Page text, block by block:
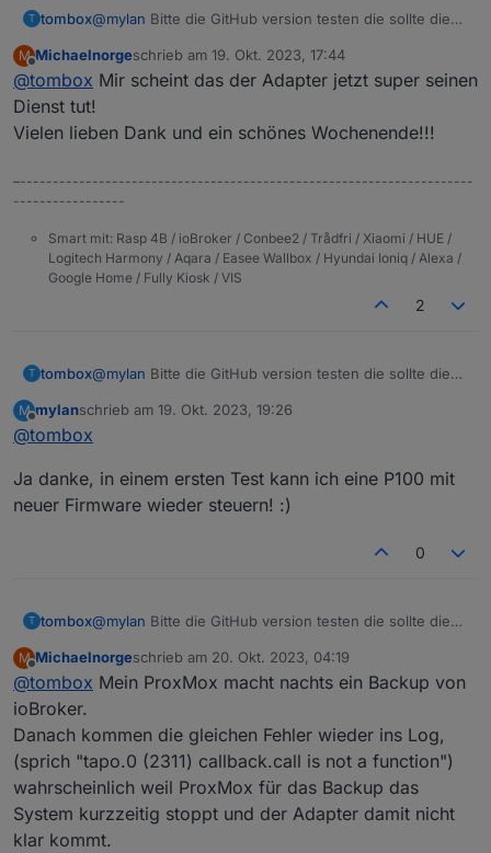
T tombox@mylan Bitte die GitHub version testen die sollte die
M
Offline
Michaelnorgeschrieb am 19. Okt. 2023, 17:44
zuletzt editiert von
@tombox Mir scheint das der Adapter jetzt super seinen
Dienst tut!
Vielen lieben Dank und ein schönes Wochenende!!!
–---------------------------------------------------------------------
-----------------
Smart mit: Rasp 4B / ioBroker / Conbee2 / Trådfri / Xiaomi / HUE /
Logitech Harmony / Aqara / Easee Wallbox / Hyundai Ioniq / Alexa /
Google Home / Fully Kiosk / VIS
2
T tombox@mylan Bitte die GitHub version testen die sollte die
M
Offline
mylanschrieb am 19. Okt. 2023, 19:26
zuletzt editiert von
@tombox
Ja danke, in einem ersten Test kann ich eine P100 mit
neuer Firmware wieder steuern! :)
0
T tombox@mylan Bitte die GitHub version testen die sollte die
M
Offline
Michaelnorgeschrieb am 20. Okt. 2023, 04:19
zuletzt editiert von
@tombox Mein ProxMox macht nachts ein Backup von
ioBroker.
Danach kommen die gleichen Fehler wieder ins Log,
(sprich "tapo.0 (2311) callback.call is not a function")
wahrscheinlich weil ProxMox für das Backup das
System kurzzeitig stoppt und der Adapter damit nicht
klar kommt.